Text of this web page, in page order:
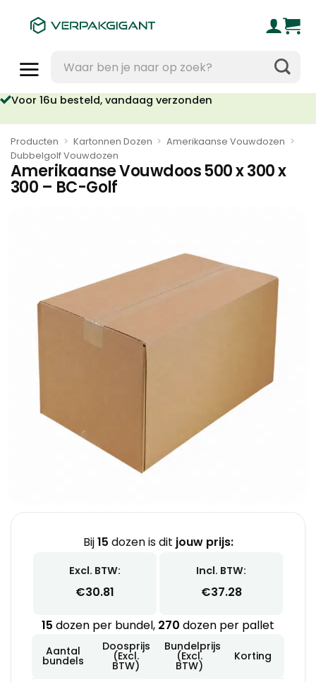
naar:
16u besteld, vandaag verzonden
Producten > Kartonnen Dozen > Amerikaanse Vouwdozen >
Dubbelgolf Vouwdozen
Amerikaanse Vouwdoos 500 x 300 x
300 – BC-Golf
Bij15 dozen is dit jouw prijs:
Excl. BTW:
€30.81
Incl. BTW:
€37.28
15 dozen per bundel, 270 dozen per pallet
Aantal
bundels
Doosprijs
(Excl.
BTW)
Bundelprijs
(Excl.
BTW)
Korting